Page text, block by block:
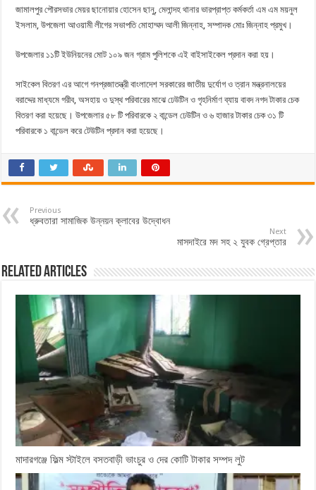
জামালপুর পৌরসভার মেয়র ছানোয়ার হোসেন ছানু, মেলান্দহ থানার ভারপ্রাপ্ত কর্মকর্তা এম এম ময়নুল
ইসলাম, উপজেলা আওয়ামী লীগের সভাপতি মোহাম্মদ আলী জিন্নাহ, সম্পাদক মোঃ জিন্নাহ প্রমুখ।
উপজেলার ১১টি ইউনিয়নের মোট ১০৯ জন গ্রাম পুলিশকে এই বাইসাইকেল প্রদান করা হয়।
সাইকেল বিতরণ এর আগে গনপ্রজাতন্ত্রী বাংলাদেশ সরকারের জাতীয় দুর্যোগ ও ত্রান মন্ত্রনালয়ের
বরাদ্দের মাধ্যমে গরীব, অসহায় ও দুস্থ পরিবারের মাঝে ঢেউটিন ও গৃহনির্মাণ ব্যায় বাবদ নগদ টাকার চেক
বিতরণ করা হয়েছে। উপজেলার ৫৮ টি পরিবারকে ২ বান্ডেল ঢেউটিন ও ৬ হাজার টাকার চেক ৩১ টি
পরিবারকে ১ বান্ডেল করে টেউটিন প্রদান করা হয়েছে।
Previous
ধ্রুবতারা সামাজিক উন্নয়ন ক্লাবের উদ্বোধন
Next
মাসদাইরে মদ সহ ২ যুবক গ্রেপ্তার
Related Articles
মাদারগঞ্জে ফিল্ম স্টাইলে বসতবাড়ী ভাংচুর ও দের কোটি টাকার সম্পদ লুট